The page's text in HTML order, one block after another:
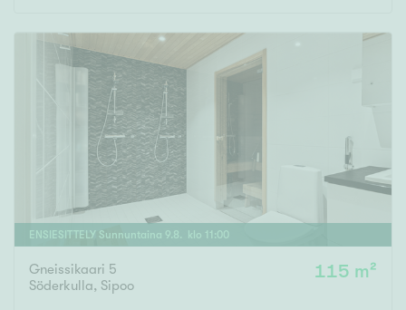
ENSIESITTELY Sunnuntaina 9.8. klo 11 :00
Gneissikaari 5
Söderkulla, Sipoo
115 m²